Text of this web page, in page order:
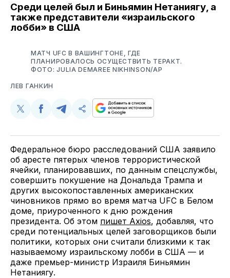
Среди целей был и Биньямин Нетаниягу, а
также представители «израильского
лобби» в США
МАТЧ UFC В ВАШИНГТОНЕ, ГДЕ
ПЛАНИРОВАЛОСЬ ОСУЩЕСТВИТЬ ТЕРАКТ.
ФОТО: JULIA DEMAREE NIKHINSON/AP
ЛЕВ ГАНКИН
Поделиться
Twitter
Поделиться
Facebook
Поделиться
Telegram
Скопируйте
поделитесь
Федеральное бюро расследований США заявило
об аресте пятерых членов террористической
ячейки, планировавших, по данным спецслужбы,
совершить покушение на Дональда Трампа и
других высокопоставленных американских
чиновников прямо во время матча UFC в Белом
доме, приуроченного к дню рождения
президента. Об этом пишет Axios, добавляя, что
среди потенциальных целей заговорщиков были
политики, которых они считали близкими к так
называемому израильскому лобби в США — и
даже премьер-министр Израиля Биньямин
Нетаниягу.